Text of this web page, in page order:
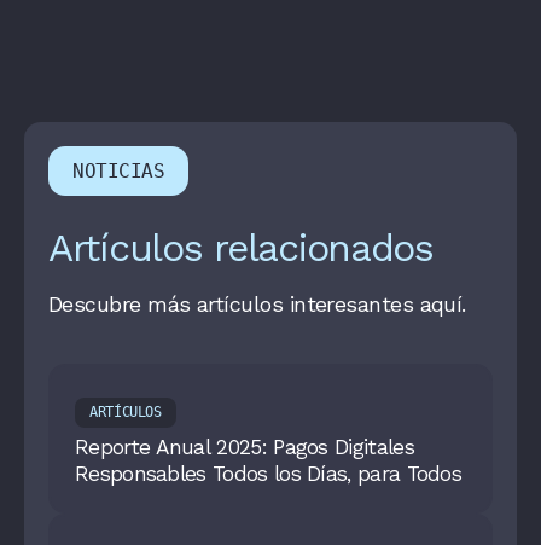
NOTICIAS
Artículos relacionados
Descubre más artículos interesantes aquí.
ARTÍCULOS
Reporte Anual 2025: Pagos Digitales
Responsables Todos los Días, para Todos